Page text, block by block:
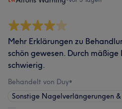
Mehr Erklärungen zu
schön gewesen. Durch mäßige
schwierig.
Behandelt von Duy•
Sonstige Nagelverlängerungen